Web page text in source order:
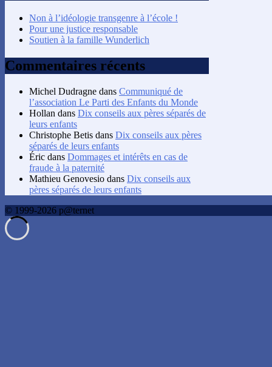
Non à l’idéologie transgenre à l’école !
Pour une justice responsable
Soutien à la famille Wunderlich
Commentaires récents
Michel Dudragne dans Communiqué de
l’association Le Parti des Enfants du Monde
Hollan dans Dix conseils aux pères séparés de
leurs enfants
Christophe Betis dans Dix conseils aux pères
séparés de leurs enfants
Éric dans Dommages et intérêts en cas de
fraude à la paternité
Mathieu Genovesio dans Dix conseils aux
pères séparés de leurs enfants
© 1999-2026 p@ternet